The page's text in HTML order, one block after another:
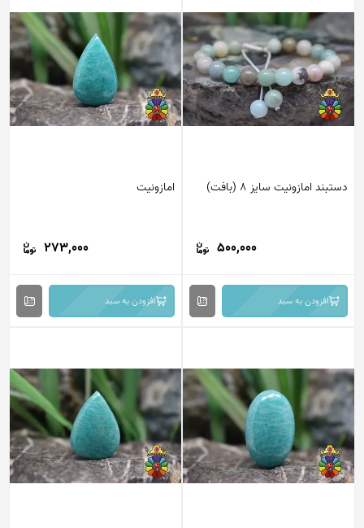
دستبند امازونیت سایز 8 (بافت)
500,000
افزودن به سبد
امازونیت
273,000
افزودن به سبد